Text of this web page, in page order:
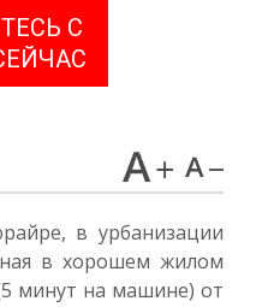
С
в урбанизации
в хорошем жилом
минут на машине) от